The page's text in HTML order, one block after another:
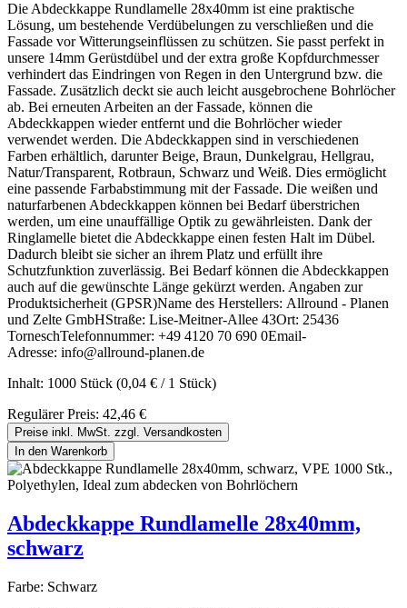
Die Abdeckkappe Rundlamelle 28x40mm ist eine praktische
Lösung, um bestehende Verdübelungen zu verschließen und die
Fassade vor Witterungseinflüssen zu schützen. Sie passt perfekt in
unsere 14mm Gerüstdübel und der extra große Kopfdurchmesser
verhindert das Eindringen von Regen in den Untergrund bzw. die
Fassade. Zusätzlich deckt sie auch leicht ausgebrochene Bohrlöcher
ab. Bei erneuten Arbeiten an der Fassade, können die
Abdeckkappen wieder entfernt und die Bohrlöcher wieder
verwendet werden. Die Abdeckkappen sind in verschiedenen
Farben erhältlich, darunter Beige, Braun, Dunkelgrau, Hellgrau,
Natur/Transparent, Rotbraun, Schwarz und Weiß. Dies ermöglicht
eine passende Farbabstimmung mit der Fassade. Die weißen und
naturfarbenen Abdeckkappen können bei Bedarf überstrichen
werden, um eine unauffällige Optik zu gewährleisten. Dank der
Ringlamelle bietet die Abdeckkappe einen festen Halt im Dübel.
Dadurch bleibt sie sicher an ihrem Platz und erfüllt ihre
Schutzfunktion zuverlässig. Bei Bedarf können die Abdeckkappen
auch auf die gewünschte Länge gekürzt werden. Angaben zur
Produktsicherheit (GPSR)Name des Herstellers: Allround - Planen
und Zelte GmbHStraße: Lise-Meitner-Allee 43Ort: 25436
TorneschTelefonnummer: +49 4120 70 690 0Email-
Adresse: info@allround-planen.de
Inhalt: 1000 Stück (0,04 € / 1 Stück)
Regulärer Preis: 42,46 €
Preise inkl. MwSt. zzgl. Versandkosten
In den Warenkorb
Abdeckkappe Rundlamelle 28x40mm,
schwarz
Farbe: Schwarz